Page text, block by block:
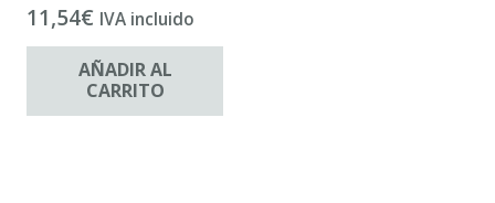
11,54€ IVA incluido
AÑADIR AL
CARRITO